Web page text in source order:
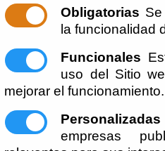
Obligatorias
la funcionalidad
Funcionales
uso del Sitio
mejorar el funcionamiento.
Personalizadas
empresas
ILUSTRES
ILUSTRES
DE NUESTRO PASADO
de Almería y el Instituto